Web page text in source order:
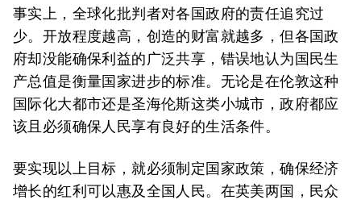
事实上，全球化批判者对各国政府的责任追究过
少。开放程度越高，创造的财富就越多，但各国政
府却没能确保利益的广泛共享，错误地认为国民生
产总值是衡量国家进步的标准。无论是在伦敦这种
国际化大都市还是圣海伦斯这类小城市，政府都应
该且必须确保人民享有良好的生活条件。
要实现以上目标，就必须制定国家政策，确保经济
增长的红利可以惠及全国人民。在英美两国，民众